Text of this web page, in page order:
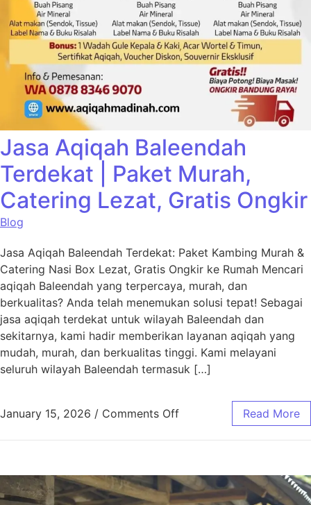
Jasa Aqiqah Baleendah
Terdekat | Paket Murah,
Catering Lezat, Gratis Ongkir
Blog
Jasa Aqiqah Baleendah Terdekat: Paket Kambing Murah &
Catering Nasi Box Lezat, Gratis Ongkir ke Rumah Mencari
aqiqah Baleendah yang terpercaya, murah, dan
berkualitas? Anda telah menemukan solusi tepat! Sebagai
jasa aqiqah terdekat untuk wilayah Baleendah dan
sekitarnya, kami hadir memberikan layanan aqiqah yang
mudah, murah, dan berkualitas tinggi. Kami melayani
seluruh wilayah Baleendah termasuk […]
January 15, 2026 / Comments Off Read More